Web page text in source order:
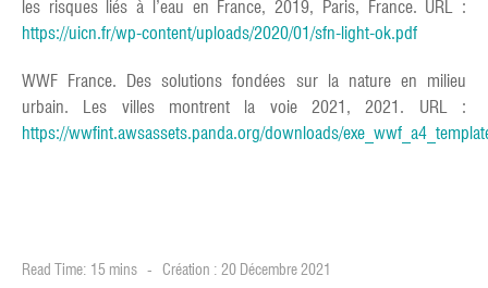
les risques liés à l’eau en France, 2019, Paris, France. URL :
https://uicn.fr/wp-content/uploads/2020/01/sfn-light-ok.pdf
WWF France. Des solutions fondées sur la nature en milieu
urbain. Les villes montrent la voie 2021, 2021. URL :
https://wwfint.awsassets.panda.org/downloads/
Read Time: 15 mins Création : 20 Décembre 2021